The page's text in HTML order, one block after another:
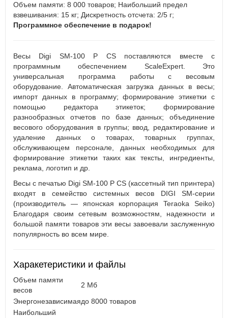
Объем памяти: 8 000 товаров; Наибольший предел
взвешивания: 15 кг; Дискретность отсчета: 2/5 г;
Программное обеспечение в подарок!
Весы Digi SM-100 P CS поставляются вместе с
программным обеспечением ScaleExpert. Это
универсальная программа работы с весовым
оборудование. Автоматическая загрузка данных в весы;
импорт данных в программу; формирование этикетки с
помощью редактора этикеток; формирование
разнообразных отчетов по базе данных; объединение
весового оборудования в группы; ввод, редактирование и
удаление данных о товарах, товарных группах,
обслуживающем персонале, данных необходимых для
формирование этикетки таких как тексты, ингредиенты,
реклама, логотип и др.
Весы с печатью Digi SM-100 Р CS (кассетный тип принтера)
входят в семейство системных весов DIGI SM-серии
(производитель — японская корпорация Teraoka Seiko)
Благодаря своим сетевым возможностям, надежности и
большой памяти товаров эти весы завоевали заслуженную
популярность во всем мире.
Харакетеристики и файлы
Объем памяти
весов
2 Мб
Энергонезависимаядо 8000 товаров
Наибольший